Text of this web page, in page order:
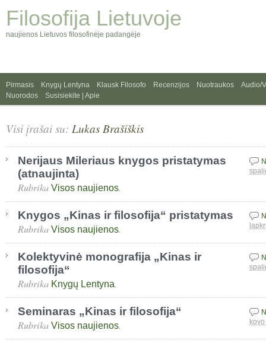
Filosofija Lietuvoje
naujienos Lietuvos filosofinėje padangėje
Pirmasis Knygų Lentyna Klausk Filosofo Recenzijos Nuotraukos
Audio/
Nuorodos
Susisiekite | Apie
Visi įrašai su: Lukas Brašiškis
Nerijaus Mileriaus knygos pristatymas
(atnaujinta)
Rubrika Visos naujienos.
Knygos „Kinas ir filosofija“ pristatymas
Rubrika Visos naujienos.
Kolektyvinė monografija „Kinas ir
filosofija“
Rubrika Knygų Lentyna.
Seminaras „Kinas ir filosofija“
Rubrika Visos naujienos.